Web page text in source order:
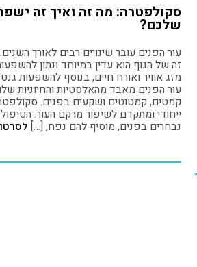
סקולפטרה: מה זה ואיך זה
שלכם?
עור הפנים עובר שינויים רבים לאורך
זה של הגוף הוא עדין במיוחד ונתון
מזג אוויר ואורח חיים, בנוסף להשפעות
עור הפנים מאבד מהאלסטיות והחיוניות שלו
קמטים, קמטוטים ושקעים בפנים.
ייחודי ומתקדם לשיפור מרקם העור.
נבחרים בפנים, מוסיף להם נפח, […]